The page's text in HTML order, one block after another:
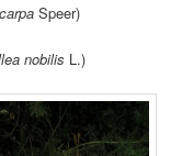
Speer)
nobilis L.)